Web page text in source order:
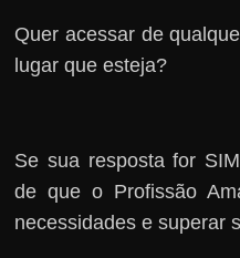
Quer acessar de
lugar que esteja?
Se sua resposta for
de que o Profissão
necessidades e superar